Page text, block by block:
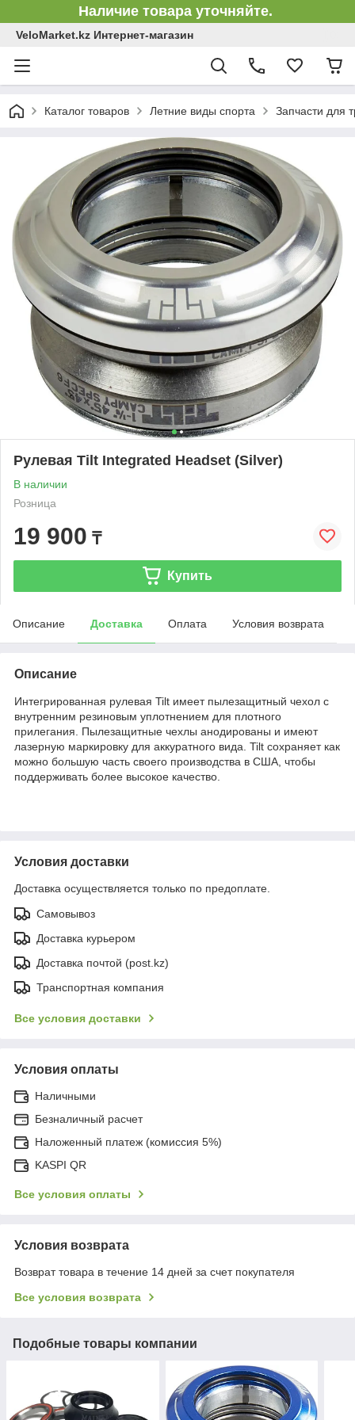
Наличие товара уточняйте.
VeloMarket.kz Интернет-магазин
Каталог товаров Летние виды спорта Запчасти для
Рулевая Tilt Integrated Headset (Silver)
В наличии
Розница
19 900 ₸
Купить
Описание Доставка Оплата Условия возврата
Описание
Интегрированная рулевая Tilt имеет пылезащитный чехол с
внутренним резиновым уплотнением для плотного
прилегания.
Пылезащитные чехлы анодированы и имеют
лазерную маркировку для аккуратного вида. Tilt сохраняет как
можно большую часть своего производства в США, чтобы
поддерживать более высокое качество.
Условия доставки
Доставка осуществляется только по предоплате.
Самовывоз
Доставка курьером
Доставка почтой (post.kz)
Транспортная компания
Все условия доставки
Условия оплаты
Наличными
Безналичный расчет
Наложенный платеж (комиссия 5%)
KASPI QR
Все условия оплаты
Условия возврата
Возврат товара в течение 14 дней за счет покупателя
Все условия возврата
Подобные товары компании